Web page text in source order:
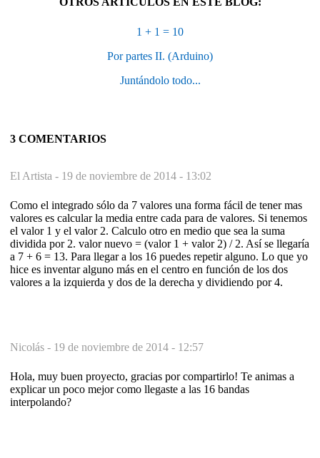
1 + 1 = 10
Por partes II. (Arduino)
Juntándolo todo...
3 COMENTARIOS
El Artista - 19 de noviembre de 2014 - 13:02
Como el integrado sólo da 7 valores una forma fácil de tener mas
valores es calcular la media entre cada para de valores. Si tenemos
el valor 1 y el valor 2. Calculo otro en medio que sea la suma
dividida por 2. valor nuevo = (valor 1 + valor 2) / 2. Así se llegaría
a 7 + 6 = 13. Para llegar a los 16 puedes repetir alguno. Lo que yo
hice es inventar alguno más en el centro en función de los dos
valores a la izquierda y dos de la derecha y dividiendo por 4.
Nicolás - 19 de noviembre de 2014 - 12:57
Hola, muy buen proyecto, gracias por compartirlo! Te animas a
explicar un poco mejor como llegaste a las 16 bandas
interpolando?